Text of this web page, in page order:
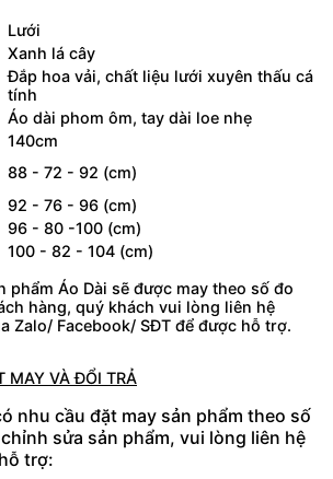
Lưới
Xanh lá cây
Đắp hoa vải, chất liệu lưới xuyên thấu cá
tính
Áo dài phom ôm, tay dài loe nhẹ
140cm
88 - 72 - 92 (cm)
92 - 76 - 96 (cm)
96 - 80 -100 (cm)
100 - 82 - 104 (cm)
phẩm Áo Dài sẽ được may theo số đo
hàng, quý khách vui lòng liên hệ
Zalo/ Facebook/ SĐT để được hỗ trợ.
MAY VÀ ĐỔI TRẢ
nhu cầu đặt may sản phẩm theo số
sửa sản phẩm, vui lòng liên hệ
trợ: